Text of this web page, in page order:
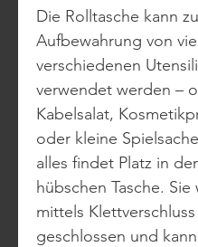
Die Rolltasche kann
Aufbewahrung von
verschiedenen
verwendet werden –
Kabelsalat,
oder kleine
alles findet Platz in der
hübschen Tasche. Sie
mittels Klettverschluss
geschlossen und